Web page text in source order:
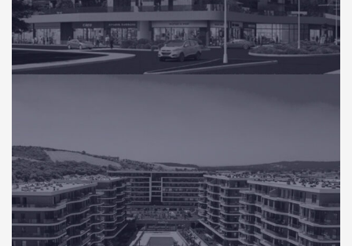
KONUT
Yeni Nesil Sitesi Eyüp